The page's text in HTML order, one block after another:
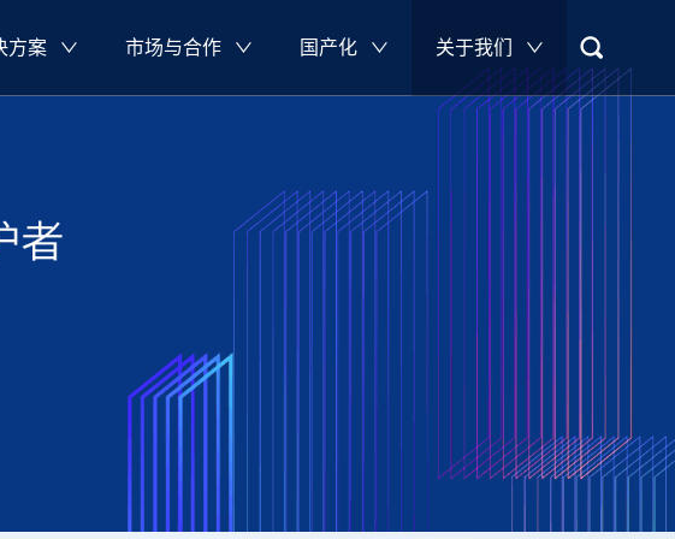
方案 市场与合作 国产化 关于我们